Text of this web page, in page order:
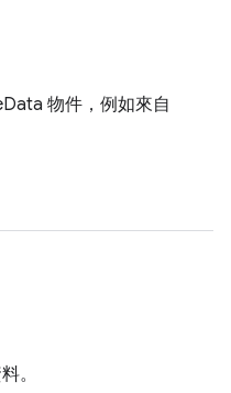
物件，例如來自
。